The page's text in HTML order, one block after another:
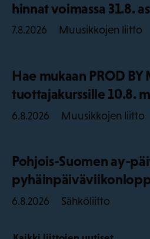
hinnat voimassa 31.8.
7.8.2026 Muusikkojen liitto
Hae mukaan PROD BY
tuottajakurssille 10.8.
6.8.2026 Muusikkojen liitto
Pohjois-Suomen ay-
6.8.2026 Sähköliitto